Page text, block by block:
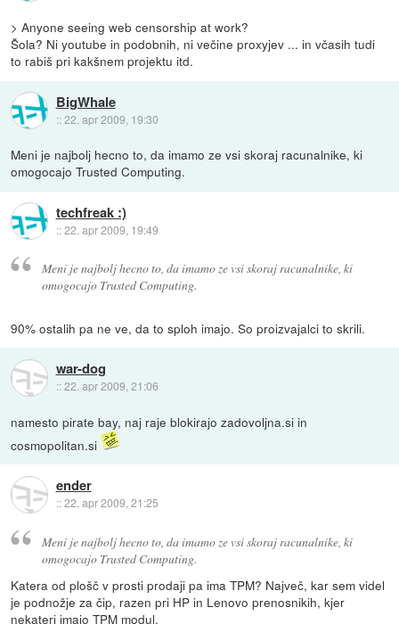
> Anyone seeing web censorship at work?
Šola? Ni youtube in podobnih, ni večine proxyjev ... in včasih tudi
to rabiš pri kakšnem projektu itd.
BigWhale
::22. apr 2009, 19:30
Meni je najbolj hecno to, da imamo ze vsi skoraj racunalnike, ki
omogocajo Trusted Computing.
techfreak :)
::22. apr 2009, 19:49
Meni je najbolj hecno to, da imamo ze vsi skoraj racunalnike, ki
omogocajo Trusted Computing.
90% ostalih pa ne ve, da to sploh imajo. So proizvajalci to skrili.
war-dog
::22. apr 2009, 21:06
namesto pirate bay, naj raje blokirajo zadovoljna.si in
cosmopolitan.si
ender
::22. apr 2009, 21:25
Meni je najbolj hecno to, da imamo ze vsi skoraj racunalnike, ki
omogocajo Trusted Computing.
Katera od plošč v prosti prodaji pa ima TPM? Največ, kar sem videl
je podnožje za čip, razen pri HP in Lenovo prenosnikih, kjer
nekateri imajo TPM modul.